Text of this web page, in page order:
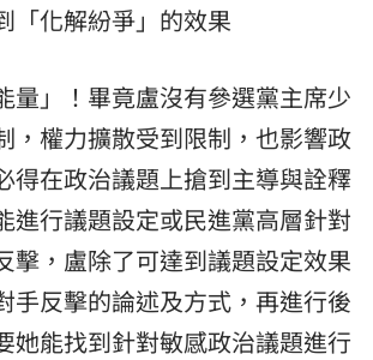
「化解紛爭」的效果
量」！畢竟盧沒有參選黨主席少
，權力擴散受到限制，也影響政
得在政治議題上搶到主導與詮釋
進行議題設定或民進黨高層針對
擊，盧除了可達到議題設定效果
手反擊的論述及方式，再進行後
她能找到針對敏感政治議題進行